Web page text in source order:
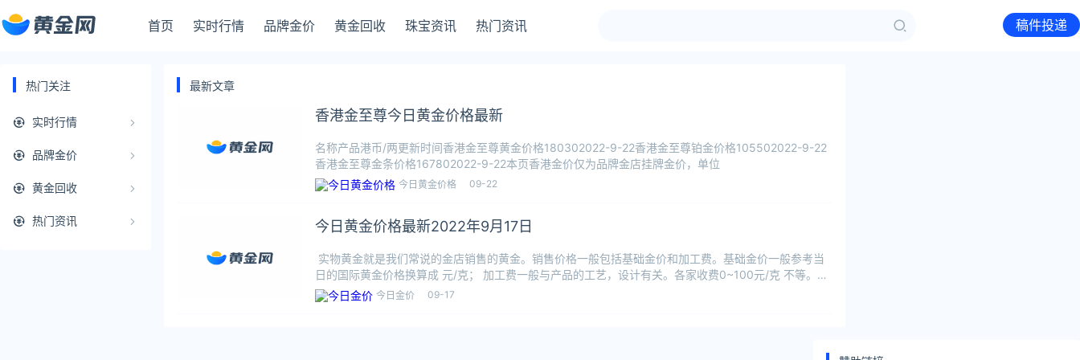
首页 实时行情 品牌金价 黄金回收 珠宝资讯 热门资讯 稿件投递
热门关注
实时行情
品牌金价
黄金回收
热门资讯
最新文章
香港金至尊今日黄金价格最新
名称产品港币/两更新时间香港金至尊黄金价格180302022-9-22香港金至尊铂金价格105502022-9-22
香港金至尊金条价格167802022-9-22本页香港金价仅为品牌金店挂牌金价，单位
今日黄金价格 09-22
今日黄金价格最新2022年9月17日
实物黄金就是我们常说的金店销售的黄金。销售价格一般包括基础金价和加工费。基础金价一般参考当
日的国际黄金价格换算成 元/克； 加工费一般与产品的工艺，设计有关。各家收费0~100元/克 不等。品
种当前
今日金价 09-17